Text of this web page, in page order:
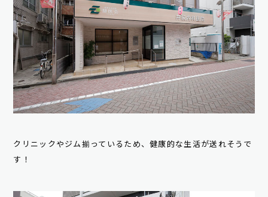
クリニックやジム揃っているため、健康的な生活が送れそうで
す！